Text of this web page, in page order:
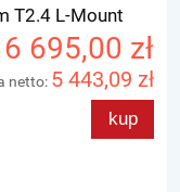
T2.4 L-Mount
6 695,00 zł
netto: 5 443,09 zł
kup